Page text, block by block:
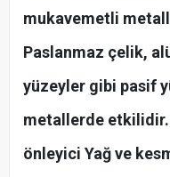
mukavemetli
Paslanmaz çelik,
yüzeyler gibi pasif
metallerde etkilidir.
önleyici Yağ ve